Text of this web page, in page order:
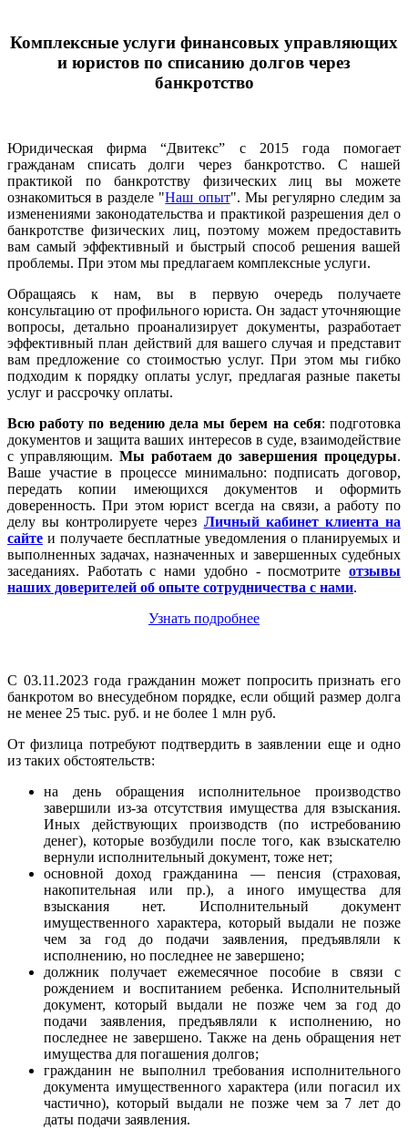
Комплексные услуги финансовых управляющих
и юристов по списанию долгов через
банкротство
Юридическая фирма “Двитекс” с 2015 года помогает
гражданам списать долги через банкротство. С нашей
практикой по банкротству физических лиц вы можете
ознакомиться в разделе "Наш опыт". Мы регулярно следим за
изменениями законодательства и практикой разрешения дел о
банкротстве физических лиц, поэтому можем предоставить
вам самый эффективный и быстрый способ решения вашей
проблемы. При этом мы предлагаем комплексные услуги.
Обращаясь к нам, вы в первую очередь получаете
консультацию от профильного юриста. Он задаст уточняющие
вопросы, детально проанализирует документы, разработает
эффективный план действий для вашего случая и представит
вам предложение со стоимостью услуг. При этом мы гибко
подходим к порядку оплаты услуг, предлагая разные пакеты
услуг и рассрочку оплаты.
Всю работу по ведению дела мы берем на себя: подготовка
документов и защита ваших интересов в суде, взаимодействие
с управляющим. Мы работаем до завершения процедуры.
Ваше участие в процессе минимально: подписать договор,
передать копии имеющихся документов и оформить
доверенность. При этом юрист всегда на связи, а работу по
делу вы контролируете через Личный кабинет клиента на
сайте и получаете бесплатные уведомления о планируемых и
выполненных задачах, назначенных и завершенных судебных
заседаниях. Работать с нами удобно - посмотрите отзывы
наших доверителей об опыте сотрудничества с нами.
Узнать подробнее
С 03.11.2023 года гражданин может попросить признать его
банкротом во внесудебном порядке, если общий размер долга
не менее 25 тыс. руб. и не более 1 млн руб.
От физлица потребуют подтвердить в заявлении еще и одно
из таких обстоятельств:
на день обращения исполнительное производство
завершили из-за отсутствия имущества для взыскания.
Иных действующих производств (по истребованию
денег), которые возбудили после того, как взыскателю
вернули исполнительный документ, тоже нет;
основной доход гражданина — пенсия (страховая,
накопительная или пр.), а иного имущества для
взыскания нет. Исполнительный документ
имущественного характера, который выдали не позже
чем за год до подачи заявления, предъявляли к
исполнению, но последнее не завершено;
должник получает ежемесячное пособие в связи с
рождением и воспитанием ребенка. Исполнительный
документ, который выдали не позже чем за год до
подачи заявления, предъявляли к исполнению, но
последнее не завершено. Также на день обращения нет
имущества для погашения долгов;
гражданин не выполнил требования исполнительного
документа имущественного характера (или погасил их
частично), который выдали не позже чем за 7 лет до
даты подачи заявления.